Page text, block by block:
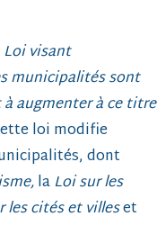
Loi visant
municipalités sont
augmenter à ce titre
loi modifie
dont
la Loi sur les
les cités et villeset